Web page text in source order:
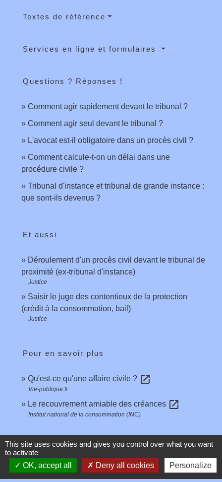
Textes de référence
Services en ligne et formulaires
Questions ? Réponses !
Comment agir rapidement devant le tribunal ?
Comment agir seul devant le tribunal ?
L'avocat est-il obligatoire dans un procès civil ?
Comment calcule-t-on un délai dans une
procédure civile ?
Tribunal d'instance et tribunal de grande instance :
que sont-ils devenus ?
Et aussi
Déroulement d'un procès civil devant le tribunal de
proximité (ex-tribunal d'instance)
Justice
Saisir le juge des contentieux de la protection
(crédit à la consommation, bail)
Justice
Pour en savoir plus
Qu'est-ce qu'une affaire civile ? open_in_new
Vie-publique.fr
Le recouvrement amiable des créances open_in_new
Institut national de la consommation (INC)
Signaler une erreur sur cette page
This site uses cookies and gives you control over what you want
to activate
OK, accept all
Deny all cookies Personalize